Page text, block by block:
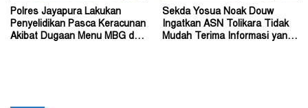
Polres Jayapura Lakukan
Penyelidikan Pasca Keracunan
Akibat Dugaan Menu MBG di
Sekda Yosua Noak Douw
Ingatkan ASN Tolikara Tidak
Mudah Terima Informasi yang